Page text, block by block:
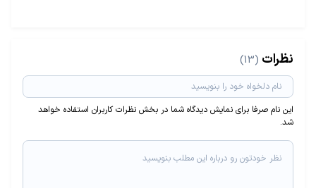
نظرات (13)
این نام صرفا برای نمایش دیدگاه شما در بخش نظرات کاربران استفاده خواهد
شد.